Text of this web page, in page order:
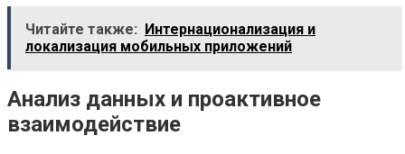
Читайте также: Интернационализация и
локализация мобильных приложений
Анализ данных и проактивное
взаимодействие